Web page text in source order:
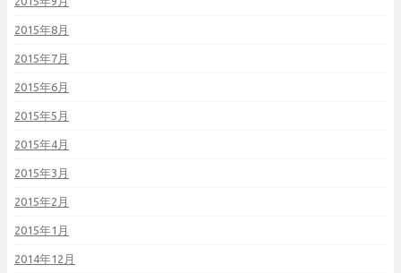
2015年8月
2015年7月
2015年6月
2015年5月
2015年4月
2015年3月
2015年2月
2015年1月
2014年12月